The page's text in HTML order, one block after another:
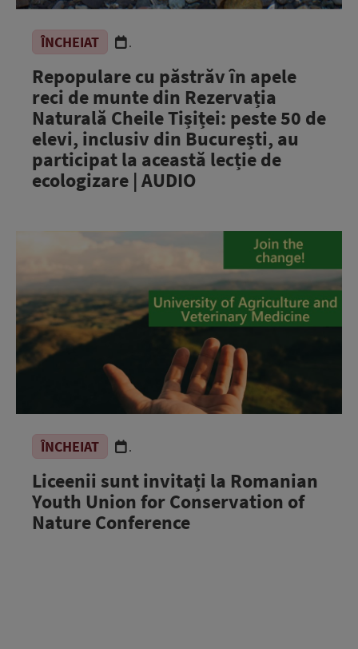
ÎNCHEIAT .
Repopulare cu păstrăv în apele
reci de munte din Rezervația
Naturală Cheile Tișiței: peste 50 de
elevi, inclusiv din București, au
participat la această lecție de
ecologizare | AUDIO
ÎNCHEIAT .
Liceenii sunt invitați la Romanian
Youth Union for Conservation of
Nature Conference